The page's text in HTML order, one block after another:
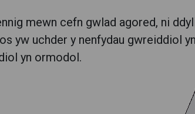
mewn cefn gwlad agored, ni
yw uchder y nenfydau gwreiddiol
yn ormodol.